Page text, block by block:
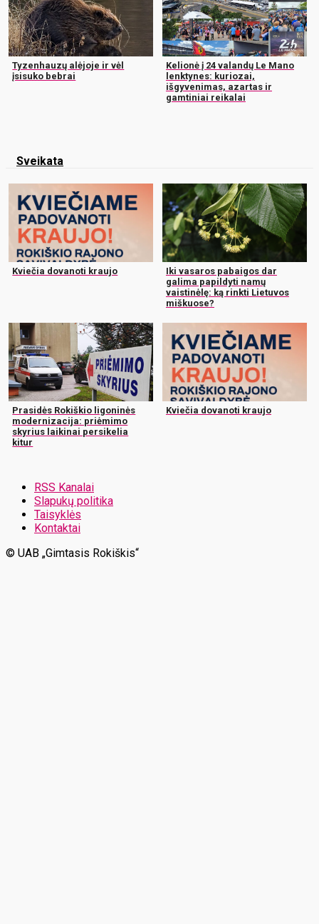
Tyzenhauzų alėjoje ir vėl
įsisuko bebrai
Kelionė į 24 valandų Le Mano
lenktynes: kuriozai,
išgyvenimas, azartas ir
gamtiniai reikalai
Sveikata
Kviečia dovanoti kraujo
Iki vasaros pabaigos dar
galima papildyti namų
vaistinėlę: ką rinkti Lietuvos
miškuose?
Prasidės Rokiškio ligoninės
modernizacija: priėmimo
skyrius laikinai persikelia
kitur
Kviečia dovanoti kraujo
RSS Kanalai
Slapukų politika
Taisyklės
Kontaktai
© UAB „Gimtasis Rokiškis“